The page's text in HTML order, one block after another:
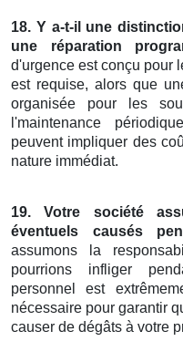
18. Y a-t-il une
une réparation
d'urgence est conçu pour
est requise, alors que
organisée pour les
l'maintenance
peuvent impliquer des
nature immédiat.
19.Votre société
éventuels causés
assumons la
pourrions infliger
personnel est
nécessaire pour garantir
causer de dégâts à votre